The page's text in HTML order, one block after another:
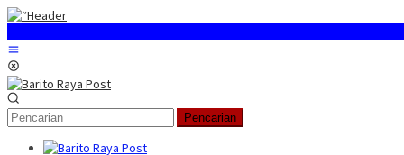
Loncat
konten
Pencarian